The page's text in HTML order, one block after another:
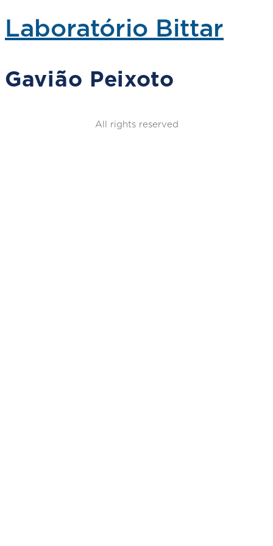
Laboratório Bittar
Gavião Peixoto
All rights reserved